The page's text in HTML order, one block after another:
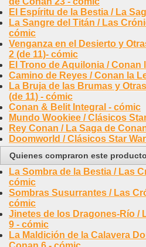
El Espíritu de la Bestia / La
La Sangre del Titán / Las
cómic
Venganza en el Desierto y
2 (de 11)- cómic
El Trono de Aquilonia / Conan
Camino de Reyes / Conan la
La Bruja de las Brumas y
(de 11) - cómic
Conan & Belit Integral - cómic
Mundo Wookiee / Clásicos
Rey Conan / La Saga de
Doomworld / Clásicos Star
Quienes compraron este
La Sombra de la Bestia / Las
cómic
Sombras Susurrantes / Las
cómic
Jinetes de los Dragones-Río /
9 - cómic
La Maldición de la Calavera